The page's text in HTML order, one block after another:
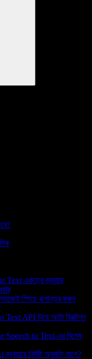
Text একত্রে ব্যবহার
স্পিচে রূপান্তর করুন
API দিয়ে অটো ডিক্টেশন
Speech to Text-এর বিশেষ
নির্দিষ্ট অনুমতি লাগে?